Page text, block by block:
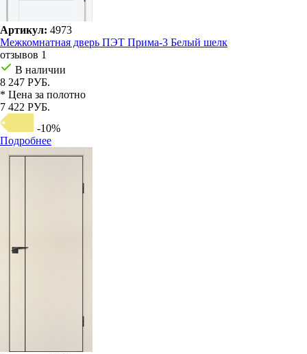
Артикул: 4973
Межкомнатная дверь ПЭТ Прима-3 Белый шелк
отзывов 1
В наличии
8 247 РУБ.
* Цена за полотно
7 422 РУБ.
-10%
Подробнее